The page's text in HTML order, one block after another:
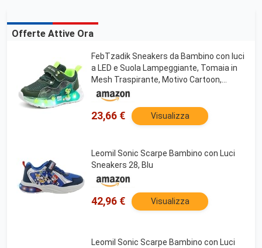
Offerte Attive Ora
FebTzadik Sneakers da Bambino con luci
a LED e Suola Lampeggiante, Tomaia in
Mesh Traspirante, Motivo Cartoon,
Chiusura in Magic Tape, Suola in PVC -
Verde, Blu, Grigio(Verde,23 EU)
23,66 € Visualizza
Leomil Sonic Scarpe Bambino con Luci
Sneakers 28, Blu
42,96 € Visualizza
Leomil Sonic Scarpe Bambino con Luci